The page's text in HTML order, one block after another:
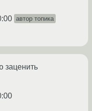
автор топика
заценить